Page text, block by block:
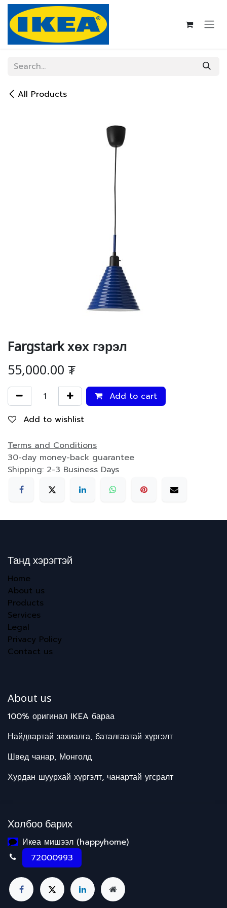
Skip to Content
All Products
Fargstark хөх гэрэл
55,000.00₮
Add to cart
Add to wishlist
Terms and Conditions
30-day money-back guarantee
Shipping: 2-3 Business Days
Танд хэрэгтэй
Home
About us
Products
Services
Legal
Privacy Policy
Contact us
About us
100% оригинал IKEA бараа
Найдвартай захиалга, баталгаатай хүргэлт
Швед чанар, Монголд
Хурдан шуурхай хүргэлт, чанартай угсралт
Холбоо барих
Икеа мишээл (happyhome)
72000993